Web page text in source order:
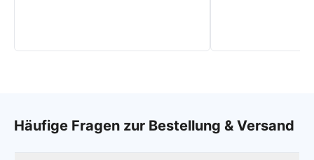
Häufige Fragen zur Bestellung & Versand